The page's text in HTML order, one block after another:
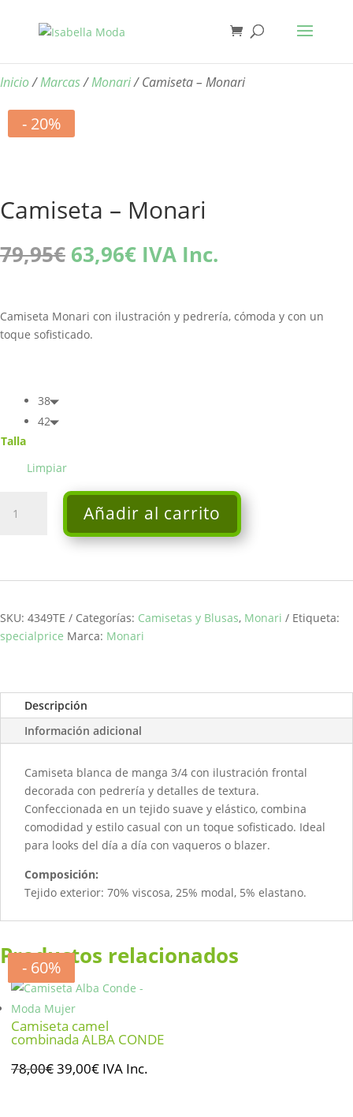
Inicio/Marcas/Monari/ Camiseta – Monari
- 20%
Camiseta – Monari
79,95€ El
precio
era:
79,95€.
63,96€El
precio
es:
63,96€.
IVA Inc.
Camiseta Monari con ilustración y pedrería, cómoda y con un
toque sofisticado.
Talla
38
42
Limpiar
Añadir al carrito
SKU: 4349TE Categorías: Camisetas y Blusas, Monari
Etiqueta:
specialprice Marca: Monari
Descripción
Información adicional
Camiseta blanca de manga 3/4 con ilustración frontal
decorada con pedrería y detalles de textura.
Confeccionada en un tejido suave y elástico, combina
comodidad y estilo casual con un toque sofisticado. Ideal
para looks del día a día con vaqueros o blazer.
Composición:
Tejido exterior: 70% viscosa, 25% modal, 5% elastano.
Productos relacionados
- 50%
Camiseta camel
combinada ALBA CONDE
78,00€ El
39,00€ElIVA Inc.
- 20%
- 20%
- 60%